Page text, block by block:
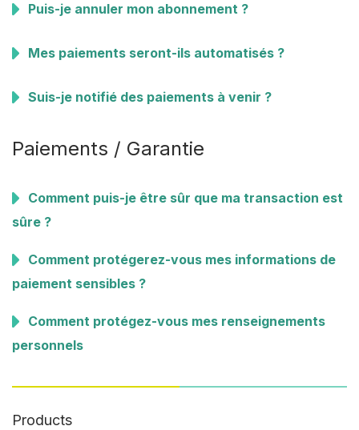
Puis-je annuler mon abonnement ?
Mes paiements seront-ils automatisés ?
Suis-je notifié des paiements à venir ?
Paiements / Garantie
Comment puis-je être sûr que ma transaction est
sûre ?
Comment protégerez-vous mes informations de
paiement sensibles ?
Comment protégez-vous mes renseignements
personnels
Products